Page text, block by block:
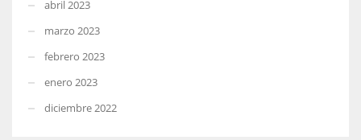
abril 2023
marzo 2023
febrero 2023
enero 2023
diciembre 2022